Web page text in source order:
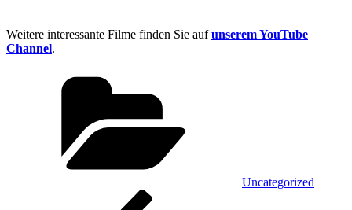
Weitere interessante Filme finden Sie aufunserem YouTube
Channel.
Uncategorized
Beitragsnavigation